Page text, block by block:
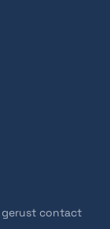
gerust contact